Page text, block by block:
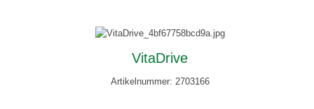
VitaDrive
Artikelnummer: 2703166